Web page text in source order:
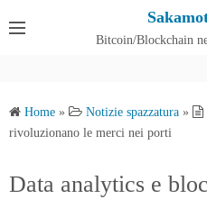
Bitcoin/Blockchain
Home » Notizie spazzatura »
rivoluzionano le merci nei porti
Data analytics e